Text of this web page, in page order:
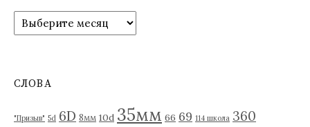
р
в
СЛОВА
"Призыв" 5d 6D 8мм 10d 35мм 66 69 114 школа 360